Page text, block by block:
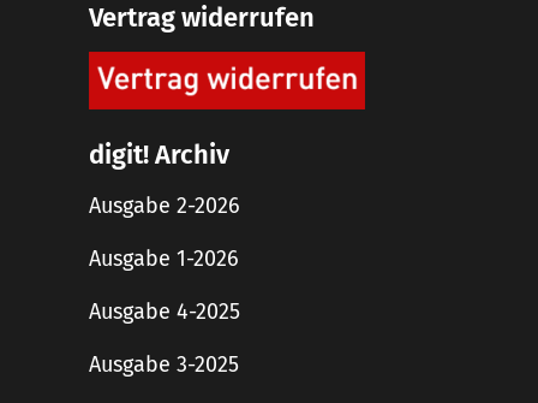
Vertrag widerrufen
digit! Archiv
Ausgabe 2-2026
Ausgabe 1-2026
Ausgabe 4-2025
Ausgabe 3-2025